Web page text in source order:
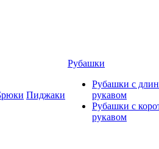
Пиджаки
Рубашки
Рубашки с
рукавом
Рубашки с
рукавом